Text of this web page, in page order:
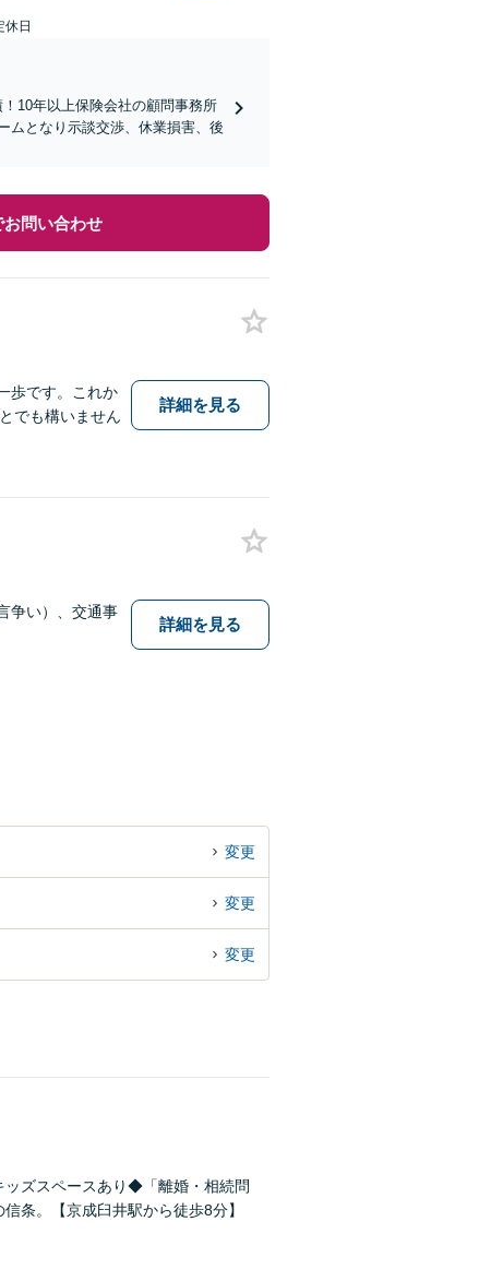
休日
10年以上保険会社の顧問事務所
ムとなり示談交渉、休業損害、後
お問い合わせ
歩です。これか
でも構いません
詳細を見る
争い）、交通事
詳細を見る
変更
変更
変更
ズスペースあり◆「離婚・相続問
条。【京成臼井駅から徒歩8分】